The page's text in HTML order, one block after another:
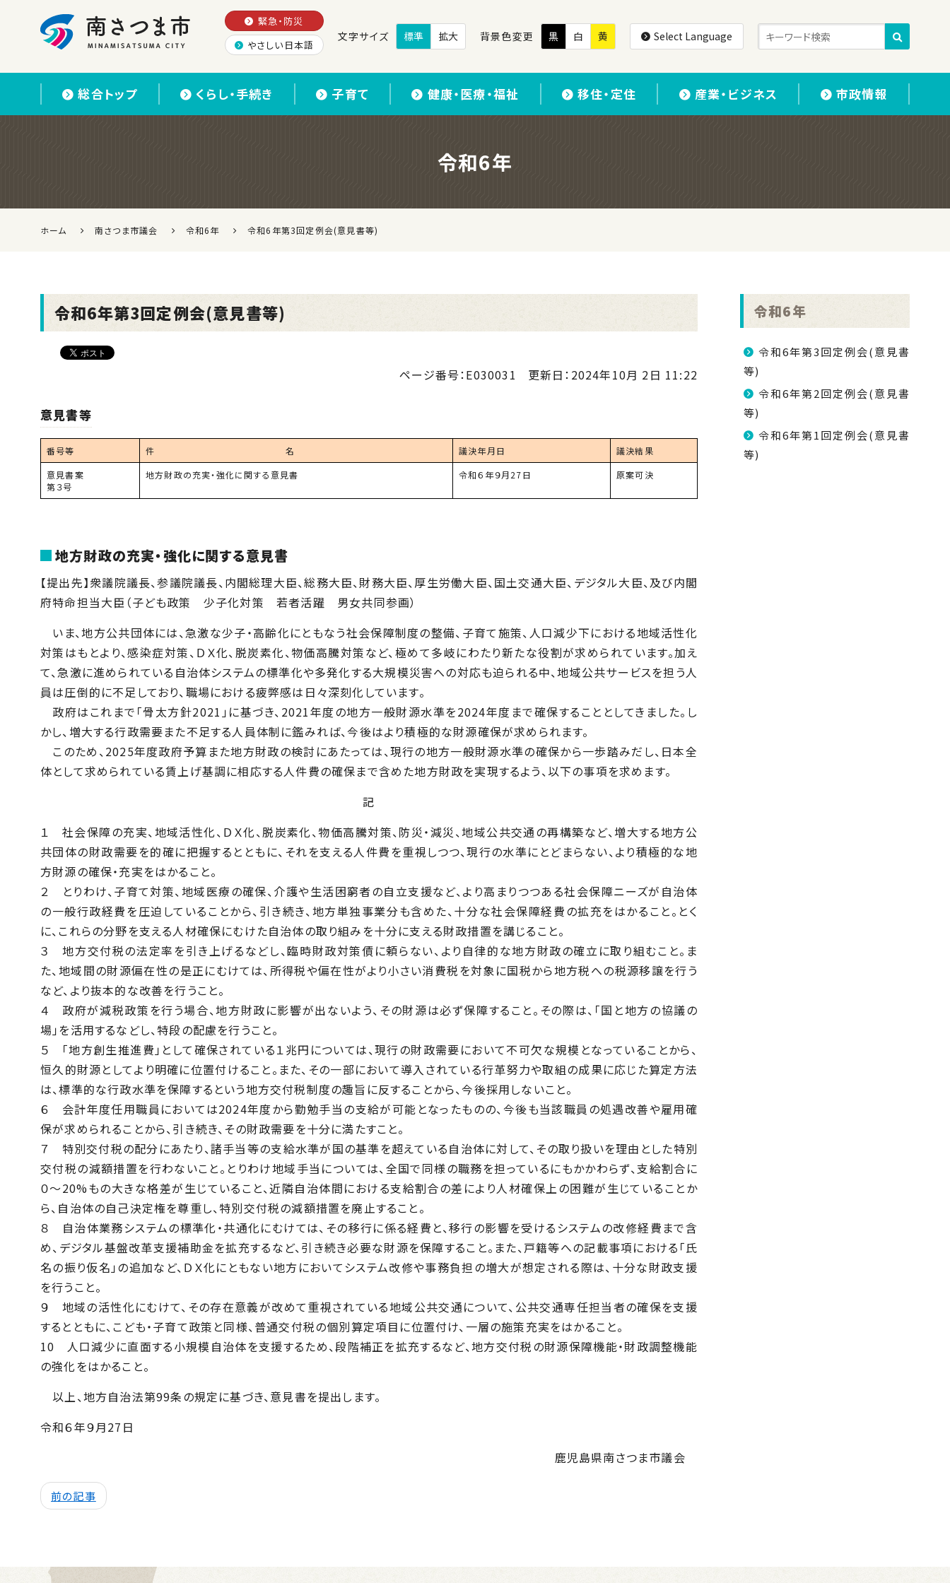
緊急・防災
やさしい日本語
文字サイズ 標準 拡大 背景色変更 黒 白 黄 Select Language
総合トップ くらし・手続き 子育て 健康・医療・福祉 移住・定住 産業・ビジネス 市政情報
令和6年
ホーム 南さつま市議会 令和6年 令和6年第3回定例会(意見書等)
令和6年第3回定例会(意見書等)
ページ番号：E030031 更新日： 2024年10月 2日 11:22
意見書等
番号等 件 名 議決年月日
議決結果
意見書案
第３号
地方財政の充実・強化に関する意見書 令和６年９月27日 原案可決
地方財政の充実・強化に関する意見書
【提出先】衆議院議長、参議院議長、内閣総理大臣、総務大臣、財務大臣、厚生労働大臣、国土交通大臣、デジタル大臣、及び内閣
府特命担当大臣（子ども政策 少子化対策 若者活躍 男女共同参画）
いま、地方公共団体には、急激な少子・高齢化にともなう社会保障制度の整備、子育て施策、人口減少下における地域活性化
対策はもとより、感染症対策、ＤＸ化、脱炭素化、物価高騰対策など、極めて多岐にわたり新たな役割が求められています。加え
て、急激に進められている自治体システムの標準化や多発化する大規模災害への対応も迫られる中、地域公共サービスを担う人
員は圧倒的に不足しており、職場における疲弊感は日々深刻化しています。
政府はこれまで「骨太方針2021」に基づき、2021年度の地方一般財源水準を2024年度まで確保することとしてきました。し
かし、増大する行政需要また不足する人員体制に鑑みれば、今後はより積極的な財源確保が求められます。
このため、2025年度政府予算また地方財政の検討にあたっては、現行の地方一般財源水準の確保から一歩踏みだし、日本全
体として求められている賃上げ基調に相応する人件費の確保まで含めた地方財政を実現するよう、以下の事項を求めます。
記
１ 社会保障の充実、地域活性化、ＤＸ化、脱炭素化、物価高騰対策、防災・減災、地域公共交通の再構築など、増大する地方公
共団体の財政需要を的確に把握するとともに、それを支える人件費を重視しつつ、現行の水準にとどまらない、より積極的な地
方財源の確保・充実をはかること。
２ とりわけ、子育て対策、地域医療の確保、介護や生活困窮者の自立支援など、より高まりつつある社会保障ニーズが自治体
の一般行政経費を圧迫していることから、引き続き、地方単独事業分も含めた、十分な社会保障経費の拡充をはかること。とく
に、これらの分野を支える人材確保にむけた自治体の取り組みを十分に支える財政措置を講じること。
３ 地方交付税の法定率を引き上げるなどし、臨時財政対策債に頼らない、より自律的な地方財政の確立に取り組むこと。ま
た、地域間の財源偏在性の是正にむけては、所得税や偏在性がより小さい消費税を対象に国税から地方税への税源移譲を行う
など、より抜本的な改善を行うこと。
４ 政府が減税政策を行う場合、地方財政に影響が出ないよう、その財源は必ず保障すること。その際は、「国と地方の協議の
場」を活用するなどし、特段の配慮を行うこと。
５ 「地方創生推進費」として確保されている１兆円については、現行の財政需要において不可欠な規模となっていることから、
恒久的財源としてより明確に位置付けること。また、その一部において導入されている行革努力や取組の成果に応じた算定方法
は、標準的な行政水準を保障するという地方交付税制度の趣旨に反することから、今後採用しないこと。
６ 会計年度任用職員においては2024年度から勤勉手当の支給が可能となったものの、今後も当該職員の処遇改善や雇用確
保が求められることから、引き続き、その財政需要を十分に満たすこと。
７ 特別交付税の配分にあたり、諸手当等の支給水準が国の基準を超えている自治体に対して、その取り扱いを理由とした特別
交付税の減額措置を行わないこと。とりわけ地域手当については、全国で同様の職務を担っているにもかかわらず、支給割合に
０～20%もの大きな格差が生じていること、近隣自治体間における支給割合の差により人材確保上の困難が生じていることか
ら、自治体の自己決定権を尊重し、特別交付税の減額措置を廃止すること。
８ 自治体業務システムの標準化・共通化にむけては、その移行に係る経費と、移行の影響を受けるシステムの改修経費まで含
め、デジタル基盤改革支援補助金を拡充するなど、引き続き必要な財源を保障すること。また、戸籍等への記載事項における「氏
名の振り仮名」の追加など、ＤＸ化にともない地方においてシステム改修や事務負担の増大が想定される際は、十分な財政支援
を行うこと。
９ 地域の活性化にむけて、その存在意義が改めて重視されている地域公共交通について、公共交通専任担当者の確保を支援
するとともに、こども・子育て政策と同様、普通交付税の個別算定項目に位置付け、一層の施策充実をはかること。
10 人口減少に直面する小規模自治体を支援するため、段階補正を拡充するなど、地方交付税の財源保障機能・財政調整機能
の強化をはかること。
以上、地方自治法第99条の規定に基づき、意見書を提出します。
令和６年９月27日
鹿児島県南さつま市議会
前の記事
令和6年
令和6年第3回定例会(意見書
等)
令和6年第2回定例会(意見書
等)
令和6年第1回定例会(意見書
等)